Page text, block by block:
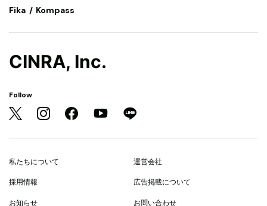
Fika Kompass
CINRA, Inc.
Follow
私たちについて 運営会社
採用情報 広告掲載について
お知らせ お問い合わせ